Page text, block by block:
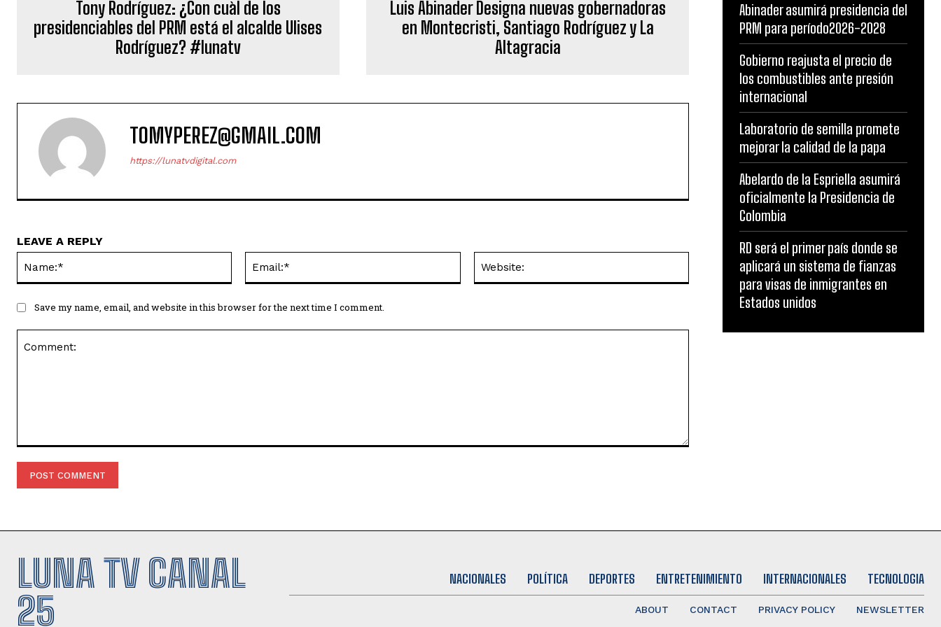
Tony Rodríguez: ¿Con cuàl de los
presidenciables del PRM está el alcalde Ulises
Rodríguez? #lunatv
Luis Abinader Designa nuevas gobernadoras
en Montecristi, Santiago Rodríguez y La
Altagracia
TOMYPEREZ@GMAIL.COM
https://lunatvdigital.com
LEAVE A REPLY
Save my name, email, and website in this browser for the next time I comment.
Abinader asumirá presidencia del
PRM para período2026-2028
Gobierno reajusta el precio de
los combustibles ante presión
internacional
Laboratorio de semilla promete
mejorar la calidad de la papa
Abelardo de la Espriella asumirá
oficialmente la Presidencia de
Colombia
RD será el primer país donde se
aplicará un sistema de fianzas
para visas de inmigrantes en
Estados unidos
LUNA TV CANAL
25
NACIONALES POLÍTICA DEPORTES ENTRETENIMIENTO INTERNACIONALES TECNOLOGIA
ABOUT CONTACT PRIVACY POLICY NEWSLETTER